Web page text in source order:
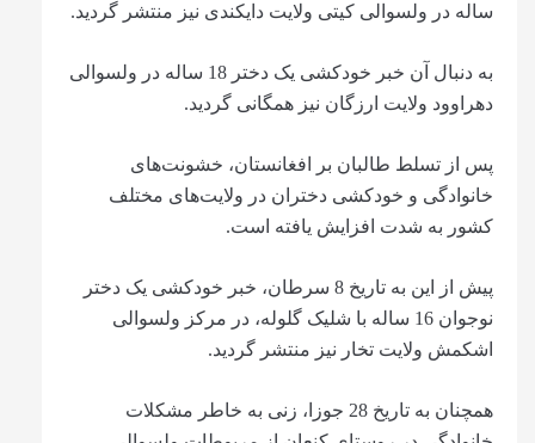
ساله در ولسوالی کیتی ولایت دایکندی نیز منتشر گردید.
به دنبال آن خبر خودکشی یک دختر 18 ساله در ولسوالی
دهراوود ولایت ارزگان نیز همگانی گردید.
پس از تسلط طالبان بر افغانستان، خشونت‌های
خانوادگی و خودکشی دختران در ولایت‌های مختلف
کشور به شدت افزایش یافته است.
پیش از این به تاریخ 8 سرطان، خبر خودکشی یک دختر
نوجوان 16 ساله با شلیک گلوله، در مرکز ولسوالی
اشکمش ولایت تخار نیز منتشر گردید.
همچنان به تاریخ 28 جوزا، زنی به خاطر مشکلات